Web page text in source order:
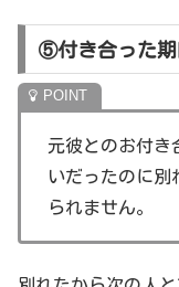
⑤付き合った期
元彼とのお付き
いだったのに別
られません。